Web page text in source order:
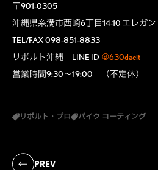
〒901-0305
沖縄県糸満市西崎6丁目14-10 エレガ
TEL/FAX 098-851-8833
リボルト沖縄 LINE ID @630dacit
営業時間9:30～19:00 （不定休）
リボルト・プロ バイク コーティング
PREV